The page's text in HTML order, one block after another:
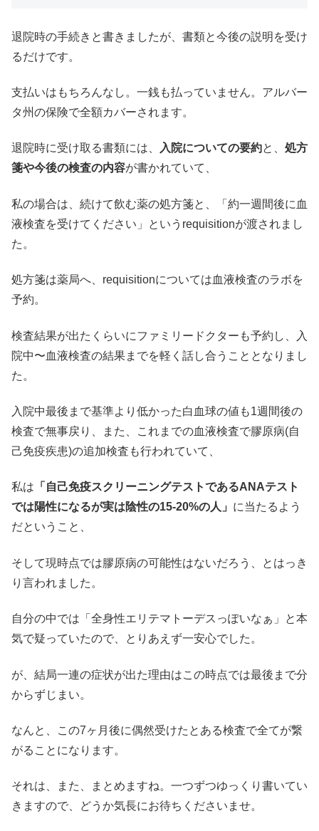
退院時の手続きと書きましたが、書類と今後の説明を受け
るだけです。
支払いはもちろんなし。一銭も払っていません。アルバー
タ州の保険で全額カバーされます。
退院時に受け取る書類には、 入院についての要約と、 処方
箋や今後の検査の内容が書かれていて、
私の場合は、続けて飲む薬の処方箋と、「約一週間後に血
液検査を受けてください」というrequisitionが渡されまし
た。
処方箋は薬局へ、requisitionについては血液検査のラボを
予約。
検査結果が出たくらいにファミリードクターも予約し、入
院中〜血液検査の結果までを軽く話し合うこととなりまし
た。
入院中最後まで基準より低かった白血球の値も1週間後の
検査で無事戻り、また、これまでの血液検査で膠原病(自
己免疫疾患)の追加検査も行われていて、
私は 「自己免疫スクリーニングテストであるANAテスト
では陽性になるが実は陰性の15-20%の人」 に当たるよう
だということ、
そして現時点では膠原病の可能性はないだろう、とはっき
り言われました。
自分の中では「全身性エリテマトーデスっぽいなぁ」と本
気で疑っていたので、とりあえず一安心でした。
が、結局一連の症状が出た理由はこの時点では最後まで分
からずじまい。
なんと、この7ヶ月後に偶然受けたとある検査で全てが繋
がることになります。
それは、また、まとめますね。一つずつゆっくり書いてい
きますので、どうか気長にお待ちくださいませ。